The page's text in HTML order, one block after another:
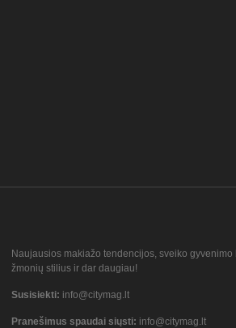
Naujausios makiažo tendencijos, sveiko
žmonių stilius ir dar daugiau!
Susisiekti: info@citymag.lt
Pranešimus spaudai siųsti: info@citymag.lt